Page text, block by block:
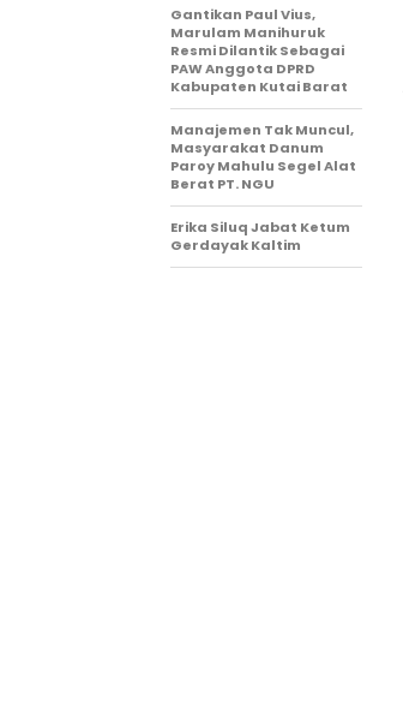
Gantikan Paul Vius,
Marulam Manihuruk
Resmi Dilantik Sebagai
PAW Anggota DPRD
Kabupaten Kutai Barat
Manajemen Tak Muncul,
Masyarakat Danum
Paroy Mahulu Segel Alat
Berat PT. NGU
Erika Siluq Jabat Ketum
Gerdayak Kaltim